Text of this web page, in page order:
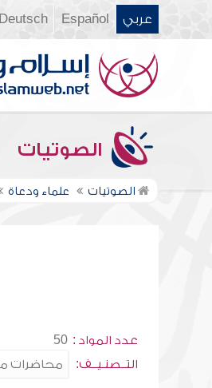
عربي Español
Deutsch
الصوتيات
الصوتيات علماء ودعاة
عدد المواد : 50
التــصنـيــف: